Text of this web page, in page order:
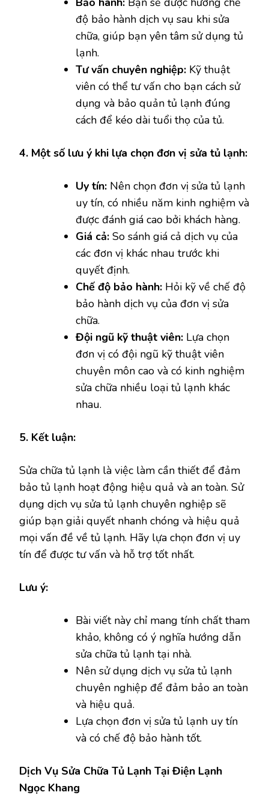
độ bảo hành dịch vụ sau khi sửa
chữa, giúp bạn yên tâm sử dụng tủ
lạnh.
Tư vấn chuyên nghiệp: Kỹ thuật
viên có thể tư vấn cho bạn cách sử
dụng và bảo quản tủ lạnh đúng
cách để kéo dài tuổi thọ của tủ.
4. Một số lưu ý khi lựa chọn đơn vị sửa tủ lạnh:
Uy tín: Nên chọn đơn vị sửa tủ lạnh
uy tín, có nhiều năm kinh nghiệm và
được đánh giá cao bởi khách hàng.
Giá cả: So sánh giá cả dịch vụ của
các đơn vị khác nhau trước khi
quyết định.
Chế độ bảo hành: Hỏi kỹ về chế độ
bảo hành dịch vụ của đơn vị sửa
chữa.
Đội ngũ kỹ thuật viên: Lựa chọn
đơn vị có đội ngũ kỹ thuật viên
chuyên môn cao và có kinh nghiệm
sửa chữa nhiều loại tủ lạnh khác
nhau.
5. Kết luận:
Sửa chữa tủ lạnh là việc làm cần thiết để đảm
bảo tủ lạnh hoạt động hiệu quả và an toàn. Sử
dụng dịch vụ sửa tủ lạnh chuyên nghiệp sẽ
giúp bạn giải quyết nhanh chóng và hiệu quả
mọi vấn đề về tủ lạnh. Hãy lựa chọn đơn vị uy
tín để được tư vấn và hỗ trợ tốt nhất.
Lưu ý:
Bài viết này chỉ mang tính chất tham
khảo, không có ý nghĩa hướng dẫn
sửa chữa tủ lạnh tại nhà.
Nên sử dụng dịch vụ sửa tủ lạnh
chuyên nghiệp để đảm bảo an toàn
và hiệu quả.
Lựa chọn đơn vị sửa tủ lạnh uy tín
và có chế độ bảo hành tốt.
Dịch Vụ Sửa Chữa Tủ Lạnh Tại Điện Lạnh
Ngọc Khang